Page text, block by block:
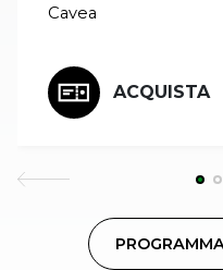
Cavea
ACQUISTA